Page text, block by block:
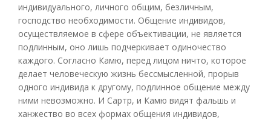
индивидуального, личного общим, безличным,
господство необходимости. Общение индивидов,
осуществляемое в сфере объективации, не является
подлинным, оно лишь подчеркивает одиночество
каждого. Согласно Камю, перед лицом ничто, которое
делает человеческую жизнь бессмысленной, прорыв
одного индивида к другому, подлинное общение между
ними невозможно. И Сартр, и Камю видят фальшь и
ханжество во всех формах общения индивидов,